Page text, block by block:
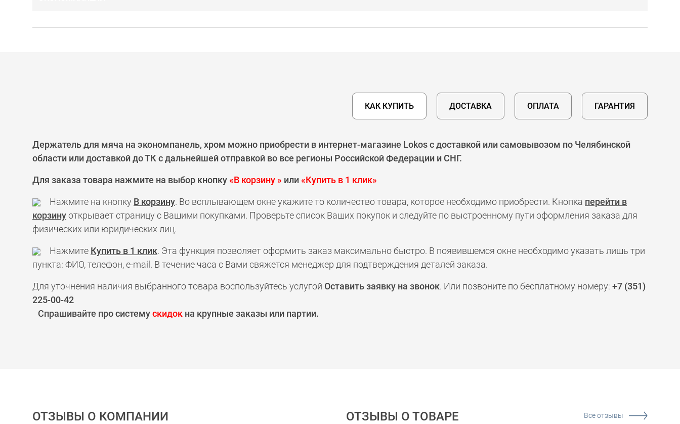
КАК КУПИТЬ ДОСТАВКА ОПЛАТА ГАРАНТИЯ
Держатель для мяча на экономпанель, хром можно приобрести в интернет-магазине Lokos с доставкой или самовывозом по Челябинской
области или доставкой до ТК с дальнейшей отправкой во все регионы Российской Федерации и СНГ.
Для заказа товара нажмите на выбор кнопку«В корзину » или«Купить в 1 клик»
Нажмите на кнопку В корзину. Во всплывающем окне укажите то количество товара, которое необходимо приобрести. Кнопка перейти в
корзинуоткрывает страницу с Вашими покупками. Проверьте список Ваших покупок и следуйте по выстроенному пути оформления заказа для
физических или юридических лиц.
Нажмите Купить в 1 клик. Эта функция позволяет оформить заказ максимально быстро. В появившемся окне необходимо указать лишь три
пункта: ФИО, телефон, e-mail. В течение часа с Вами свяжется менеджер для подтверждения деталей заказа.
Для уточнения наличия выбранного товара воспользуйтесь услугой Оставить заявку на звонок. Или позвоните по бесплатному номеру: +7 (351)
225-00-42
Спрашивайте про системускидок на крупные заказы или партии.
ОТЗЫВЫ О КОМПАНИИ ОТЗЫВЫ О ТОВАРЕ Все отзывы